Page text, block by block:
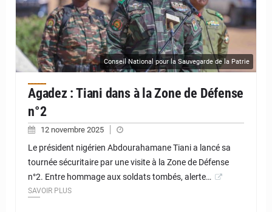
Conseil National pour la Sauvegarde de la Patrie
Agadez : Tiani dans à la Zone de Défense
n°2
12 novembre 2025
Le président nigérien Abdourahamane Tiani a lancé sa
tournée sécuritaire par une visite à la Zone de Défense
n°2. Entre hommage aux soldats tombés, alerte…
SAVOIR PLUS